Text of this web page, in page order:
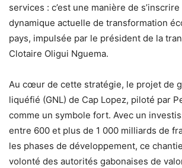
services : c’est une manière de
dynamique actuelle de transformation
pays, impulsée par le président de la
Clotaire Oligui Nguema.
Au cœur de cette stratégie, le projet de
liquéfié (GNL) de Cap Lopez, piloté par
comme un symbole fort. Avec un
entre 600 et plus de 1 000 milliards de
les phases de développement, ce
volonté des autorités gabonaises de